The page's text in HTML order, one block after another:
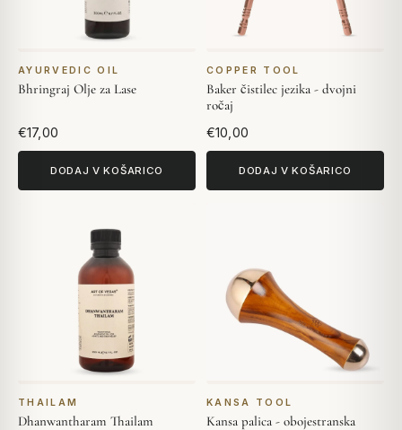
AYURVEDIC OIL
Bhringraj Olje za Lase
€17,00
DODAJ V KOŠARICO
COPPER TOOL
Baker čistilec jezika - dvojni
ročaj
€10,00
DODAJ V KOŠARICO
THAILAM
Dhanwantharam Thailam
KANSA TOOL
Kansa palica - obojestranska